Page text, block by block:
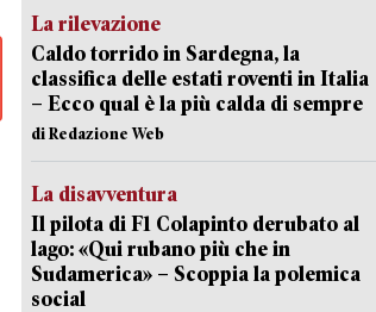
La rilevazione
Caldo torrido in Sardegna, la
classifica delle estati roventi in Italia
– Ecco qual è la più calda di sempre
di Redazione Web
La disavventura
Il pilota di F1 Colapinto derubato al
lago: «Qui rubano più che in
Sudamerica» – Scoppia la polemica
social